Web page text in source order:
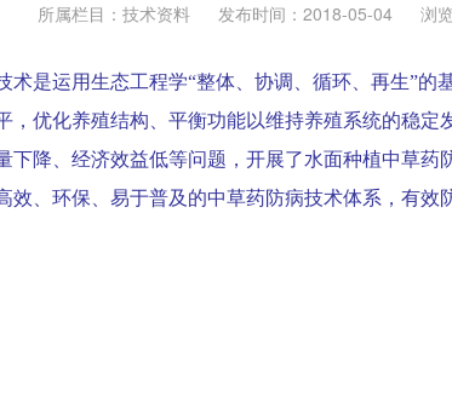
所属栏目：技术资料 发布时间：2018-05-04 浏
术是运用生态工程学“整体、协调、循环、再生”
，优化养殖结构、平衡功能以维持养殖系统的稳定
下降、经济效益低等问题，开展了水面种植中草
效、环保、易于普及的中草药防病技术体系，有效